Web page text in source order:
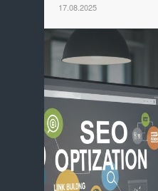
17.08.2025